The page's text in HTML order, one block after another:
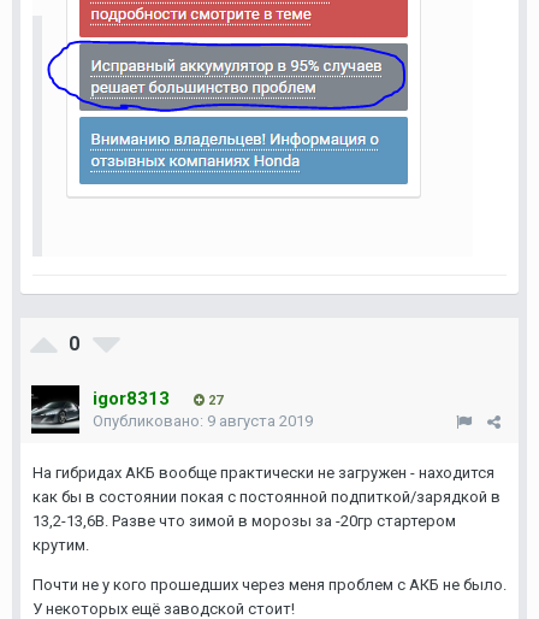
0
igor8313 27
Опубликовано: 9 августа 2019
На гибридах АКБ вообще практически не загружен - находится
как бы в состоянии покая с постоянной подпиткой/зарядкой в
13,2-13,6В. Разве что зимой в морозы за -20гр стартером
крутим.
Почти не у кого прошедших через меня проблем с АКБ не было.
У некоторых ещё заводской стоит!